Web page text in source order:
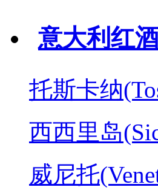
意大利红
托斯卡纳
西西里岛
威尼托